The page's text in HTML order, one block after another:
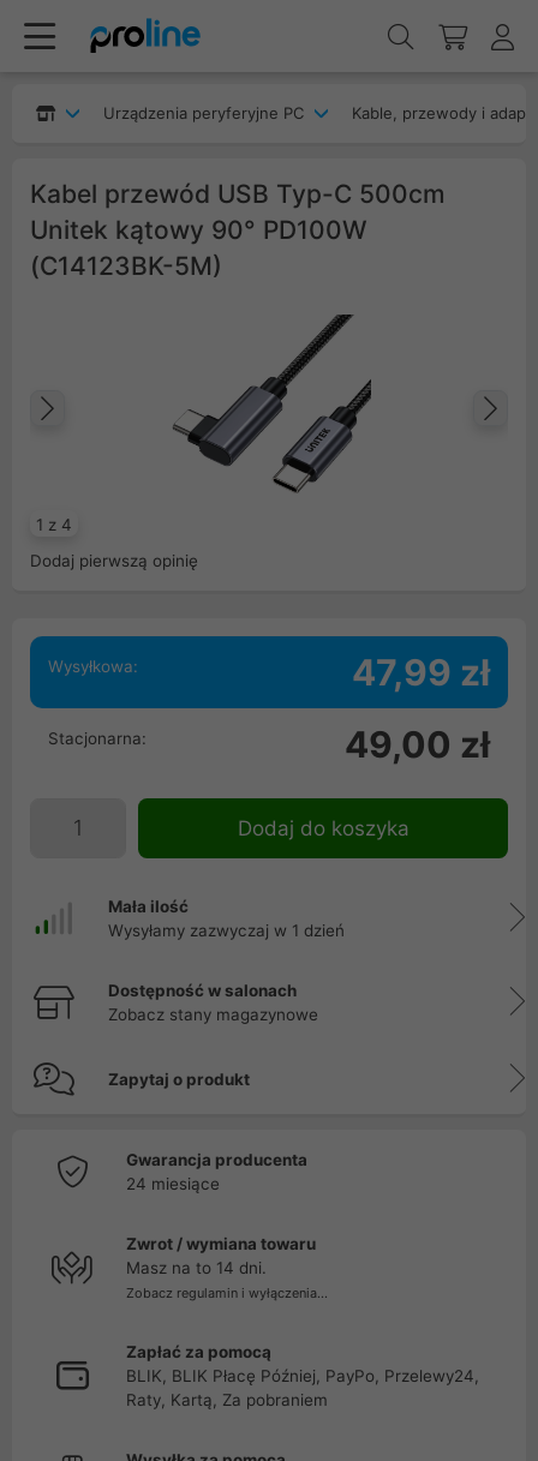
Urządzenia peryferyjne PC Kable, przewody i
Kabel przewód USB Typ-C 500cm
Unitek kątowy 90° PD100W
(C14123BK-5M)
1 z 4
Poprzedni
Dodaj pierwszą opinię
Wysyłkowa: 47,99 zł
Stacjonarna: 49,00 zł
Dodaj do koszyka
Mała ilość
Wysyłamy zazwyczaj w 1 dzień
Dostępność w salonach
Zobacz stany magazynowe
Zapytaj o produkt
Gwarancja producenta
24 miesiące
Zwrot / wymiana towaru
Masz na to 14 dni.
Zobacz regulamin i wyłączenia...
Zapłać za pomocą
BLIK, BLIK Płacę Później, PayPo, Przelewy24,
Raty, Kartą, Za pobraniem